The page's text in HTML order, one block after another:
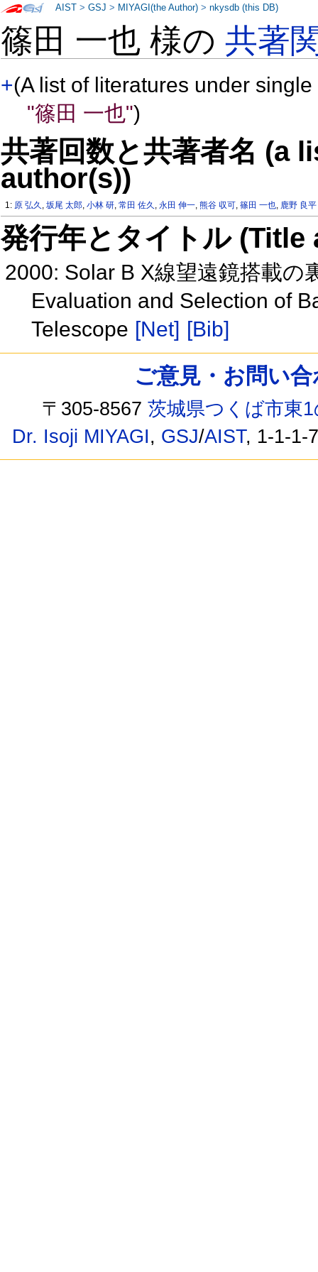
篠田 一也 様の共著
+(A list of literatures under
"篠田 一也")
共著回数と共著者名 (a
author(s))
1: 原 弘久 ,坂尾 太郎,小林 研,常田 佐久 ,永田 伸一,熊谷 収可,篠田 一也, 鹿野 良平
発行年とタイトル
2000: Solar B X線望遠鏡搭載の
Evaluation and Selection of
Telescope [Net] [Bib]
AIST >GSJ > MIYAGI(the Author) >nkysdb (this DB)
ご意見・お問い
〒305-8567茨城県つくば市東
Dr. Isoji MIYAGI, GSJ/AIST, 1-1-1-